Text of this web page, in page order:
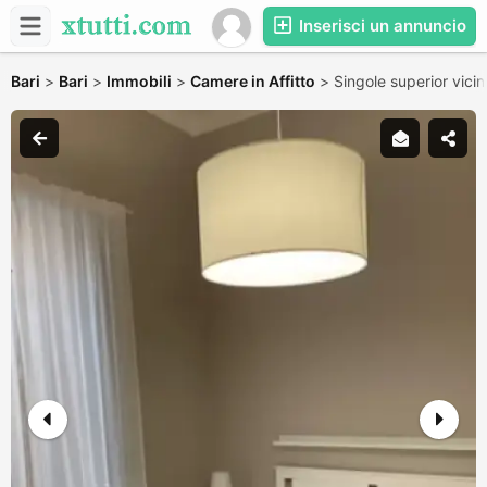
Inserisci un annuncio
Bari > Bari > Immobili > Camere in Affitto > Singole superior